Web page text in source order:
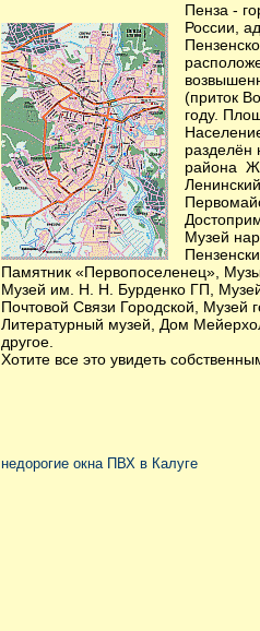
Пенза -
России,
(приток
году.
разделён
района
Музей
Памятник «Первопоселенец»,
Музей им. Н. Н. Бурденко ГП,
Почтовой Связи Городской, Музей
Литературный музей, Дом
другое.
Хотите все это увидеть
недорогие окна ПВХ в Калуге